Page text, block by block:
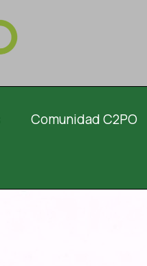
Comunidad C2PO